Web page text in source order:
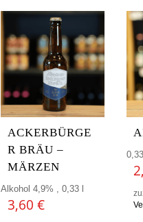
ACKERBÜRGE
R BRÄU –
MÄRZEN
Alkohol 4,9% , 0,33 l
3,60 €